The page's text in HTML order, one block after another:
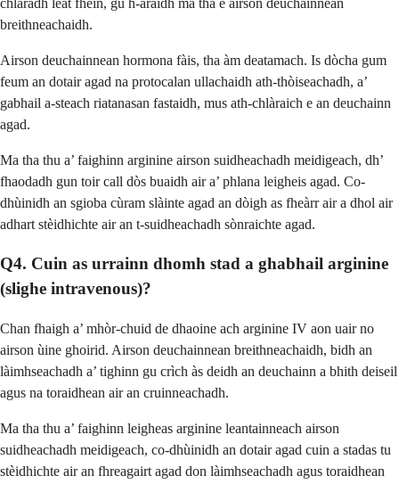
breithneachaidh.
Airson deuchainnean hormona fàis, tha àm deatamach. Is dòcha gum
feum an dotair agad na protocalan ullachaidh ath-thòiseachadh, a’
gabhail a-steach riatanasan fastaidh, mus ath-chlàraich e an deuchainn
agad.
Ma tha thu a’ faighinn arginine airson suidheachadh meidigeach, dh’
fhaodadh gun toir call dòs buaidh air a’ phlana leigheis agad. Co-
dhùinidh an sgioba cùram slàinte agad an dòigh as fheàrr air a dhol air
adhart stèidhichte air an t-suidheachadh sònraichte agad.
Q4. Cuin as urrainn dhomh stad a ghabhail arginine
(slighe intravenous)?
Chan fhaigh a’ mhòr-chuid de dhaoine ach arginine IV aon uair no
airson ùine ghoirid. Airson deuchainnean breithneachaidh, bidh an
làimhseachadh a’ tighinn gu crìch às deidh an deuchainn a bhith deiseil
agus na toraidhean air an cruinneachadh.
Ma tha thu a’ faighinn leigheas arginine leantainneach airson
suidheachadh meidigeach, co-dhùinidh an dotair agad cuin a stadas tu
stèidhichte air an fhreagairt agad don làimhseachadh agus toraidhean